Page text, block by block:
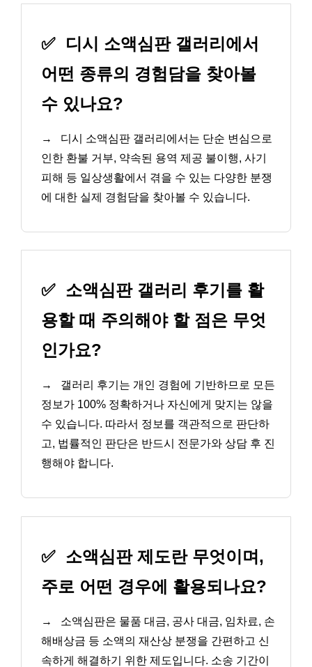
✅
디시 소액심판 갤러리에서
어떤 종류의 경험담을 찾아볼
수 있나요?
→
디시 소액심판 갤러리에서는 단순 변심으로
인한 환불 거부, 약속된 용역 제공 불이행, 사기
피해 등 일상생활에서 겪을 수 있는 다양한 분쟁
에 대한 실제 경험담을 찾아볼 수 있습니다.
✅ 소액심판 갤러리 후기를 활
용할 때 주의해야 할 점은 무엇
인가요?
→
갤러리 후기는 개인 경험에 기반하므로 모든
정보가 100% 정확하거나 자신에게 맞지는 않을
수 있습니다. 따라서 정보를 객관적으로 판단하
고, 법률적인 판단은 반드시 전문가와 상담 후 진
행해야 합니다.
✅ 소액심판 제도란 무엇이며,
주로 어떤 경우에 활용되나요?
→
소액심판은 물품 대금, 공사 대금, 임차료, 손
해배상금 등 소액의 재산상 분쟁을 간편하고 신
속하게 해결하기 위한 제도입니다. 소송 기간이